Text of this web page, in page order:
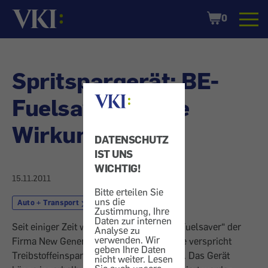
DATENSCHUTZ
IST UNS
WICHTIG!
Bitte erteilen Sie
uns die
Zustimmung, Ihre
Daten zur internen
Analyse zu
verwenden. Wir
geben Ihre Daten
nicht weiter. Lesen
Startseite
Shopping
Cart
0
Spritspargerät: BE-
Fuelsaver - Ohne
Wirkung
15.11.2011
Auto + Transport Treibstoff
Seit einiger Zeit wird im Handel ein "BE-Fuelsaver“ der
Firma New Generation BIO angeboten. Sie verspricht
Treibstoffeinsparungen bis zu 20 Prozent. Das Gerät